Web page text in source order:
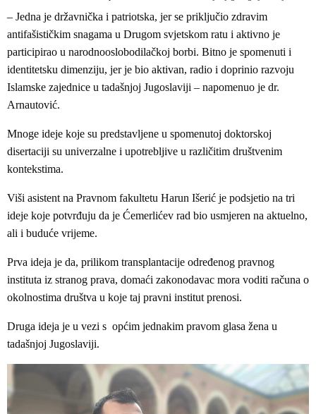
– Jedna je državnička i patriotska, jer se priključio zdravim
antifašističkim snagama u Drugom svjetskom ratu i aktivno je
participirao u narodnooslobodilačkoj borbi. Bitno je spomenuti i
identitetsku dimenziju, jer je bio aktivan, radio i doprinio razvoju
Islamske zajednice u tadašnjoj Jugoslaviji – napomenuo je dr.
Arnautović.
Mnoge ideje koje su predstavljene u spomenutoj doktorskoj
disertaciji su univerzalne i upotrebljive u različitim društvenim
kontekstima.
Viši asistent na Pravnom fakultetu Harun Išerić je podsjetio na tri
ideje koje potvrđuju da je Ćemerlićev rad bio usmjeren na aktuelno,
ali i buduće vrijeme.
Prva ideja je da, prilikom transplantacije određenog pravnog
instituta iz stranog prava, domaći zakonodavac mora voditi računa o
okolnostima društva u koje taj pravni institut prenosi.
Druga ideja je u vezi s općim jednakim pravom glasa žena u
tadašnjoj Jugoslaviji.